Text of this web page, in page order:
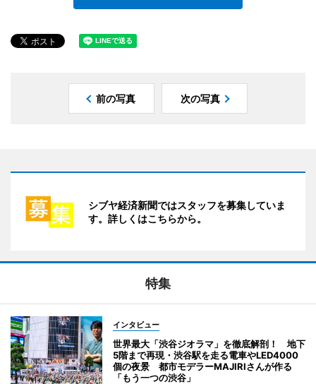
前の写真 次の写真
シブヤ経済新聞ではスタッフを募集していま
す。詳しくはこちらから。
特集
インタビュー
世界最大「渋谷ジオラマ」を徹底解剖！ 地下
5階まで再現・渋谷駅を走る電車やLED4000
個の夜景 都市モデラーMAJIRIさんが作る
「もう一つの渋谷」